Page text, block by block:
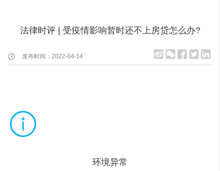
法律时评 | 受疫情影响暂时还不上房贷怎么办?
发布时间：2022-04-14
环境异常